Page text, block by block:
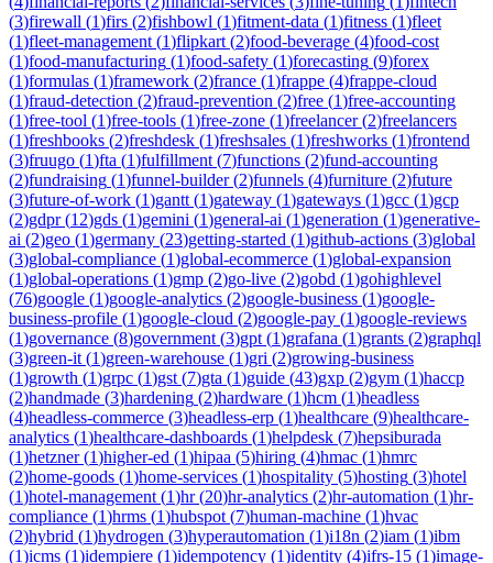
(3)firewall (1)firs (2)fishbowl (1)fitment-data (1)fitness (1)fleet
(1)fleet-management (1)flipkart (2)food-beverage (4)food-cost
(1)food-manufacturing (1)food-safety (1)forecasting (9)forex
(1)formulas (1)framework (2)france (1)frappe (4)frappe-cloud
(1)fraud-detection (2)fraud-prevention (2)free (1)free-accounting
(1)free-tool (1)free-tools (1)free-zone (1)freelancer(2)freelancers
(1)freshbooks (2)freshdesk (1)freshsales (1)freshworks (1)frontend
(3)fruugo (1)fta (1)fulfillment (7)functions (2)fund-accounting
(2)fundraising (1)funnel-builder(2)funnels (4)furniture (2)future
(3)future-of-work (1)gantt (1)gateway (1)gateways (1)gcc (1)gcp
(2)gdpr(12)gds (1)gemini (1)general-ai (1)generation (1)generative-
ai (2)geo (1)germany (23)getting-started (1)github-actions (3)global
(3)global-compliance (1)global-ecommerce (1)global-expansion
(1)global-operations (1)gmp (2)go-live (2)gobd (1)gohighlevel
(76)google (1)google-analytics (2)google-business (1)google-
business-profile (1)google-cloud (2)google-pay (1)google-reviews
(1)governance (8)government (3)gpt (1)grafana (1)grants (2)graphql
(3)green-it (1)green-warehouse (1)gri (2)growing-business
(1)growth (1)grpc (1)gst (7)gta (1)guide (43)gxp (2)gym (1)haccp
(2)handmade (3)hardening (2)hardware (1)hcm (1)headless
(4)headless-commerce (3)headless-erp (1)healthcare (9)healthcare-
analytics (1)healthcare-dashboards (1)helpdesk (7)hepsiburada
(1)hetzner(1)higher-ed (1)hipaa (5)hiring (4)hmac (1)hmrc
(2)home-goods (1)home-services (1)hospitality (5)hosting (3)hotel
(1)hotel-management (1)hr(20)hr-analytics (2)hr-automation (1)hr-
compliance (1)hrms (1)hubspot (7)human-machine (1)hvac
(2)hybrid (1)hydrogen (3)hyperautomation (1)i18n (2)iam (1)ibm
(1)icms (1)idempiere (1)idempotency (1)identity (4)ifrs-15 (1)image-